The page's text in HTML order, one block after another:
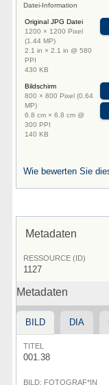
Datei-Information
Original JPG Datei
1200 × 1200 Pixel
(1.44 MP)
2.1 in × 2.1 in @ 580
PPI
430 KB
Bildschirm
800 × 800 Pixel (0.64
MP)
6.8 cm × 6.8 cm @
300 PPI
140 KB
Wie bewerten Sie
Metadaten
RESSOURCE (ID)
1127
Metadaten
BILD DIA
TITEL
001.38
BILD: FOTOGRAF*IN